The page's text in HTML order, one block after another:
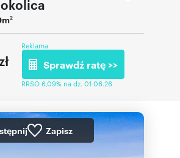
2
zł
Reklama
Sprawdź ratę >>
RRSO 6,09% na dz. 01.06.26
Zapisz